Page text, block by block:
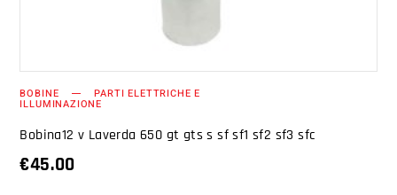
BOBINE PARTI ELETTRICHE E
ILLUMINAZIONE
Bobina12 v Laverda 650 gt gts s sf sf1 sf2 sf3 sfc
€45.00